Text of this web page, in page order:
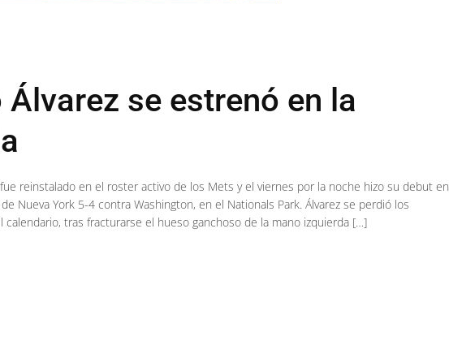
Álvarez se estrenó en la
fue reinstalado en el roster activo de los Mets y el viernes por la noche hizo su debut en
Nueva York 5-4 contra Washington, en el Nationals Park. Álvarez se perdió los
tras fracturarse el hueso ganchoso de la mano izquierda […]